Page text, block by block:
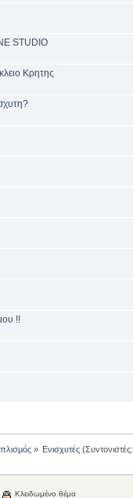
STUDIO
Κρητης
!!
» Ενισχυτές
Κλειδωμένο θέμα